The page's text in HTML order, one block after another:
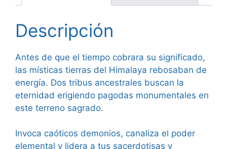
Descripción
Antes de que el tiempo cobrara su significado,
las místicas tierras del Himalaya rebosaban de
energía. Dos tribus ancestrales buscan la
eternidad erigiendo pagodas monumentales en
este terreno sagrado.
Invoca caóticos demonios, canaliza el poder
elemental y lidera a tus sacerdotisas y